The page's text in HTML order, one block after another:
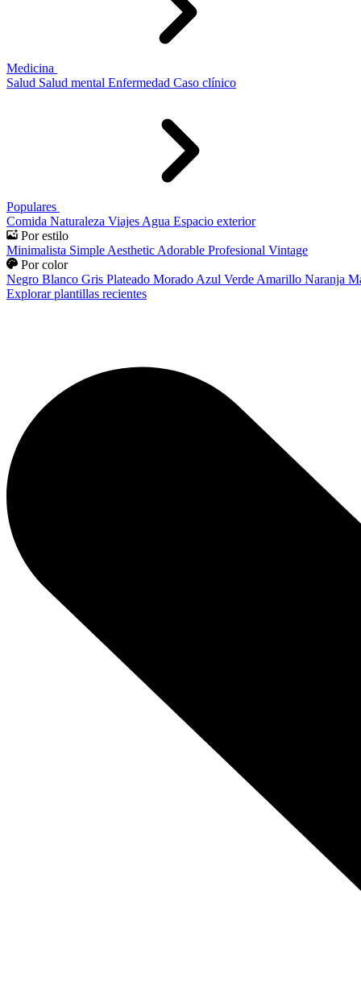
Medicina
Salud Salud mental Enfermedad Caso clínico
Populares
Comida Naturaleza Viajes Agua Espacio exterior
Por estilo
Minimalista Simple Aesthetic Adorable Profesional Vintage
Por color
Negro Blanco Gris Plateado Morado Azul Verde Amarillo Naranja
Explorar plantillas recientes